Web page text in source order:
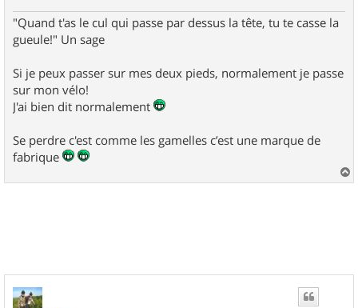
"Quand t'as le cul qui passe par dessus la tête, tu te casse la
gueule!" Un sage
Si je peux passer sur mes deux pieds, normalement je passe
sur mon vélo!
J'ai bien dit normalement
Se perdre c'est comme les gamelles c’est une marque de
fabrique
a